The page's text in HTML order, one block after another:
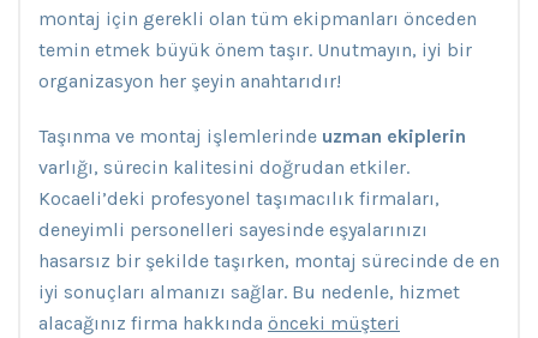
montaj için gerekli olan tüm ekipmanları önceden
temin etmek büyük önem taşır. Unutmayın, iyi bir
organizasyon her şeyin anahtarıdır!
Taşınma ve montaj işlemlerinde uzman ekiplerin
varlığı, sürecin kalitesini doğrudan etkiler.
Kocaeli’deki profesyonel taşımacılık firmaları,
deneyimli personelleri sayesinde eşyalarınızı
hasarsız bir şekilde taşırken, montaj sürecinde de en
iyi sonuçları almanızı sağlar. Bu nedenle, hizmet
alacağınız firma hakkında önceki müşteri